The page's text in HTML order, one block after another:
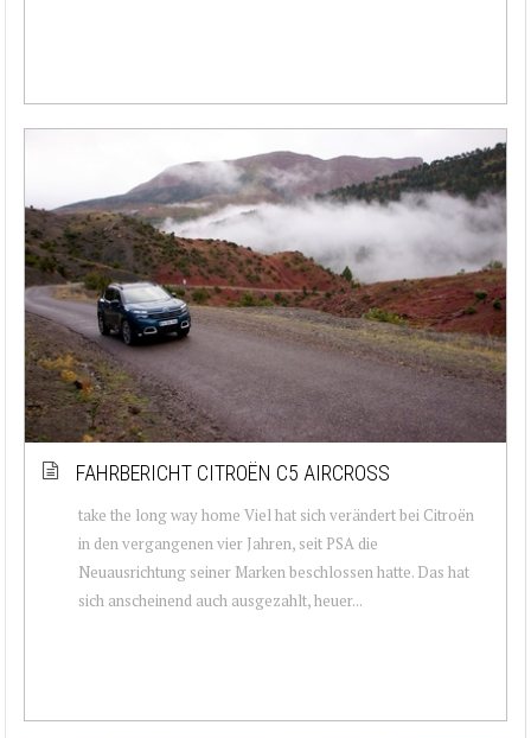
FAHRBERICHT CITROËN C5 AIRCROSS
take the long way home Viel hat sich verändert bei Citroën
in den vergangenen vier Jahren, seit PSA die
Neuausrichtung seiner Marken beschlossen hatte. Das hat
sich anscheinend auch ausgezahlt, heuer...